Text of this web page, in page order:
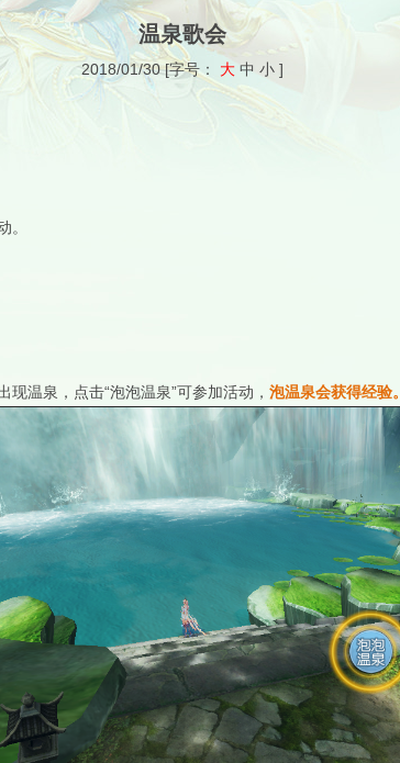
温泉歌会
2018/01/30 [字号： 大 中 小 ]
。
温泉，点击“泡泡温泉”可参加活动， 泡温泉会获得经验。